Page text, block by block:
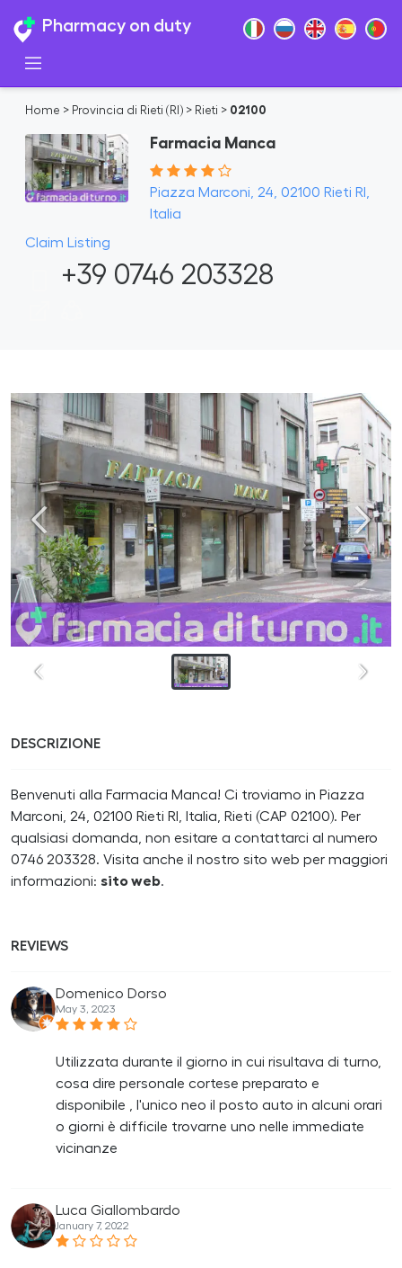
Pharmacy on duty
Home > Provincia di Rieti (RI) > Rieti > 02100
Farmacia Manca
Piazza Marconi, 24, 02100 Rieti RI,
Italia
Claim Listing
+39 0746 203328
DESCRIZIONE
Benvenuti alla Farmacia Manca! Ci troviamo in Piazza
Marconi, 24, 02100 Rieti RI, Italia, Rieti (CAP 02100). Per
qualsiasi domanda, non esitare a contattarci al numero
0746 203328. Visita anche il nostro sito web per maggiori
informazioni: sito web.
REVIEWS
Domenico Dorso
May 3, 2023
Utilizzata durante il giorno in cui risultava di turno,
cosa dire personale cortese preparato e
disponibile , l'unico neo il posto auto in alcuni orari
o giorni è difficile trovarne uno nelle immediate
vicinanze
Luca Giallombardo
January 7, 2022